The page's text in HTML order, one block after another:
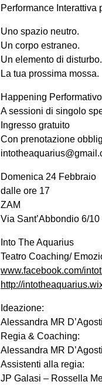
Performance Interattiva
Uno spazio neutro.
Un corpo estraneo.
Un elemento di disturbo.
La tua prossima mossa.
Happening
A sessioni di singolo
Ingresso gratuito
Con prenotazione
Domenica 24 Febbraio
dalle ore 17
ZAM
Via Sant’Abbondio 6/
Into The Aquarius
Teatro Coaching/
www.facebook.com/
http://
Ideazione:
Alessandra MR
Regia & Coaching:
Alessandra MR
Assistenti alla regia:
JP Galasi – Rossella